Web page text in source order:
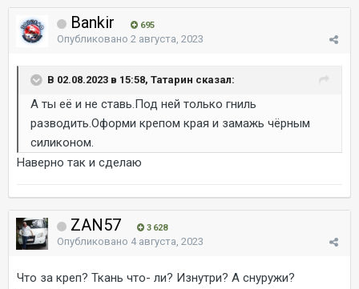
Bankir 695
Опубликовано 2 августа, 2023
В 02.08.2023 в 15:58, Татарин сказал:
А ты её и не ставь.Под ней только гниль
разводить.Оформи крепом края и замажь чёрным
силиконом.
Наверно так и сделаю
ZAN57 3 628
Опубликовано 4 августа, 2023
Что за креп? Ткань что- ли? Изнутри? А снуружи?